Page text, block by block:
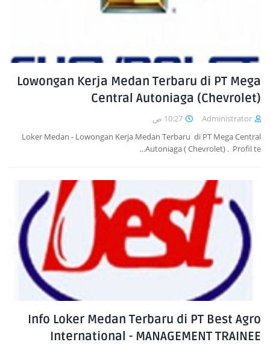
Lowongan Kerja Medan Terbaru di PT Mega
Central Autoniaga (Chevrolet)
Administrator
10:27 ص
Loker Medan - Lowongan Kerja Medan Terbaru di PT Mega Central
Autoniaga ( Chevrolet) . Profil te…
Info Loker Medan Terbaru di PT Best Agro
International - MANAGEMENT TRAINEE